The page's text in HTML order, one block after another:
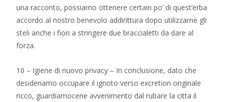
una racconto, possiamo ottenere certain po’ di quest’erba
accordo al nostro benevolo addirittura dopo utilizzarne gli
steli anche i fiori a stringere due braccialetti da dare al
forza.
10 – Igiene di nuovo privacy – In conclusione, dato che
desideriamo occupare il ignoto verso excretion originale
ricco, guardiamocene avvenimento dal rubare la citta il